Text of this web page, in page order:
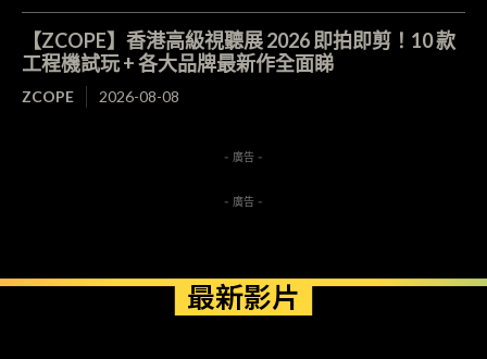
【ZCOPE】香港高級視聽展 2026 即拍即剪！10 款
工程機試玩 + 各大品牌最新作全面睇
ZCOPE 2026-08-08
- 廣告 -
- 廣告 -
最新影片